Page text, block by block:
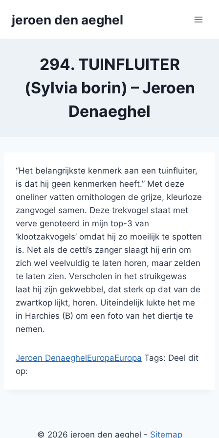
jeroen den aeghel
294. TUINFLUITER
(Sylvia borin) – Jeroen
Denaeghel
“Het belangrijkste kenmerk aan een tuinfluiter,
is dat hij geen kenmerken heeft.” Met deze
oneliner vatten ornithologen de grijze, kleurloze
zangvogel samen. Deze trekvogel staat met
verve genoteerd in mijn top-3 van
‘klootzakvogels’ omdat hij zo moeilijk te spotten
is. Net als de cetti’s zanger slaagt hij erin om
zich wel veelvuldig te laten horen, maar zelden
te laten zien. Verscholen in het struikgewas
laat hij zijn gekwebbel, dat sterk op dat van de
zwartkop lijkt, horen. Uiteindelijk lukte het me
in Harchies (B) om een foto van het diertje te
nemen.
Jeroen DenaeghelEuropaEuropa Tags: Deel dit
op:
© 2026 jeroen den aeghel - Sitemap